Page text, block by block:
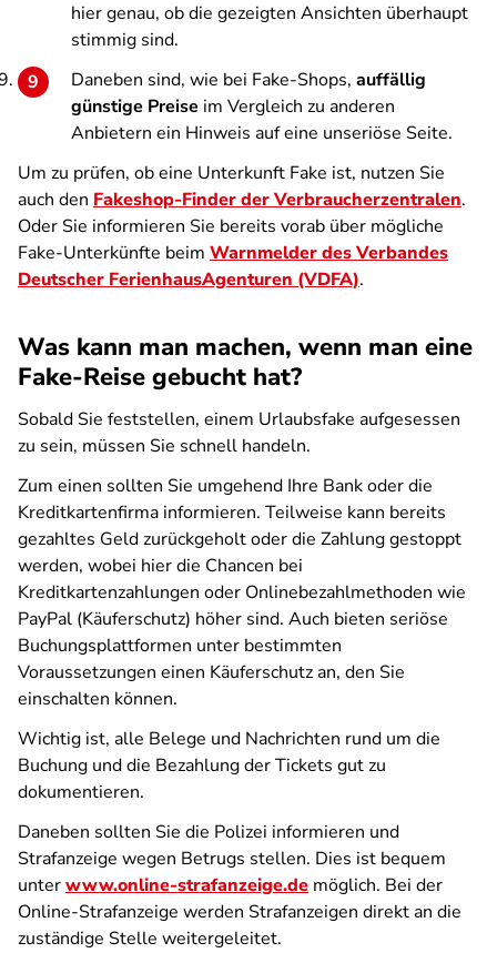
hier genau, ob die gezeigten Ansichten überhaupt
stimmig sind.
Daneben sind, wie bei Fake-Shops, auffällig
günstige Preise im Vergleich zu anderen
Anbietern ein Hinweis auf eine unseriöse Seite.
Um zu prüfen, ob eine Unterkunft Fake ist, nutzen Sie
auch den Fakeshop-Finder der Verbraucherzentralen.
Oder Sie informieren Sie bereits vorab über mögliche
Fake-Unterkünfte beim Warnmelder des Verbandes
Deutscher FerienhausAgenturen (VDFA).
Was kann man machen, wenn man eine
Fake-Reise gebucht hat?
Sobald Sie feststellen, einem Urlaubsfake aufgesessen
zu sein, müssen Sie schnell handeln.
Zum einen sollten Sie umgehend Ihre Bank oder die
Kreditkartenfirma informieren. Teilweise kann bereits
gezahltes Geld zurückgeholt oder die Zahlung gestoppt
werden, wobei hier die Chancen bei
Kreditkartenzahlungen oder Onlinebezahlmethoden wie
PayPal (Käuferschutz) höher sind. Auch bieten seriöse
Buchungsplattformen unter bestimmten
Voraussetzungen einen Käuferschutz an, den Sie
einschalten können.
Wichtig ist, alle Belege und Nachrichten rund um die
Buchung und die Bezahlung der Tickets gut zu
dokumentieren.
Daneben sollten Sie die Polizei informieren und
Strafanzeige wegen Betrugs stellen. Dies ist bequem
unterwww.online-strafanzeige.de möglich. Bei der
Online-Strafanzeige werden Strafanzeigen direkt an die
zuständige Stelle weitergeleitet.